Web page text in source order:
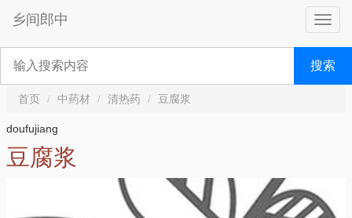
乡间郎中
搜索
首页 中药材 清热药 豆腐浆
doufujiang
豆腐浆